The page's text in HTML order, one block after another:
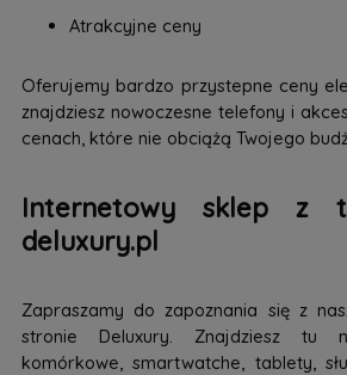
Atrakcyjne ceny
Oferujemy bardzo przystepne ceny
znajdziesz nowoczesne telefony i
cenach, które nie obciążą Twojego
Internetowy sklep z
deluxury.pl
Zapraszamy do zapoznania się z
stronie Deluxury. Znajdziesz tu
komórkowe, smartwatche, tablety,